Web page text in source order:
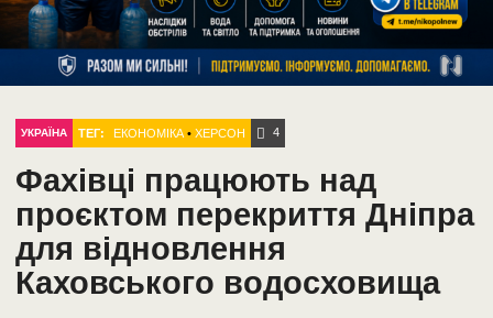
УКРАЇНА ТЕГ: ЕКОНОМІКА •ХЕРСОН 4
Фахівці працюють над
проєктом перекриття Дніпра
для відновлення
Каховського водосховища